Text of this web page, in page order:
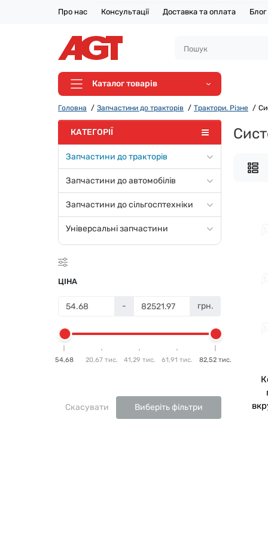
Про нас Консультації Доставка та оплата Блог
Каталог товарів
Головна Запчастини до тракторів Трактори. Різне
КАТЕГОРІЇ
Запчастини до тракторів
Запчастини до автомобілів
Запчастини до сільгосптехніки
Універсальні запчастини
ЦІНА
- грн.
54,68 20,67 тис. 41,29 тис. 61,91 тис. 82,52 тис.
Скасувати Виберіть фільтри